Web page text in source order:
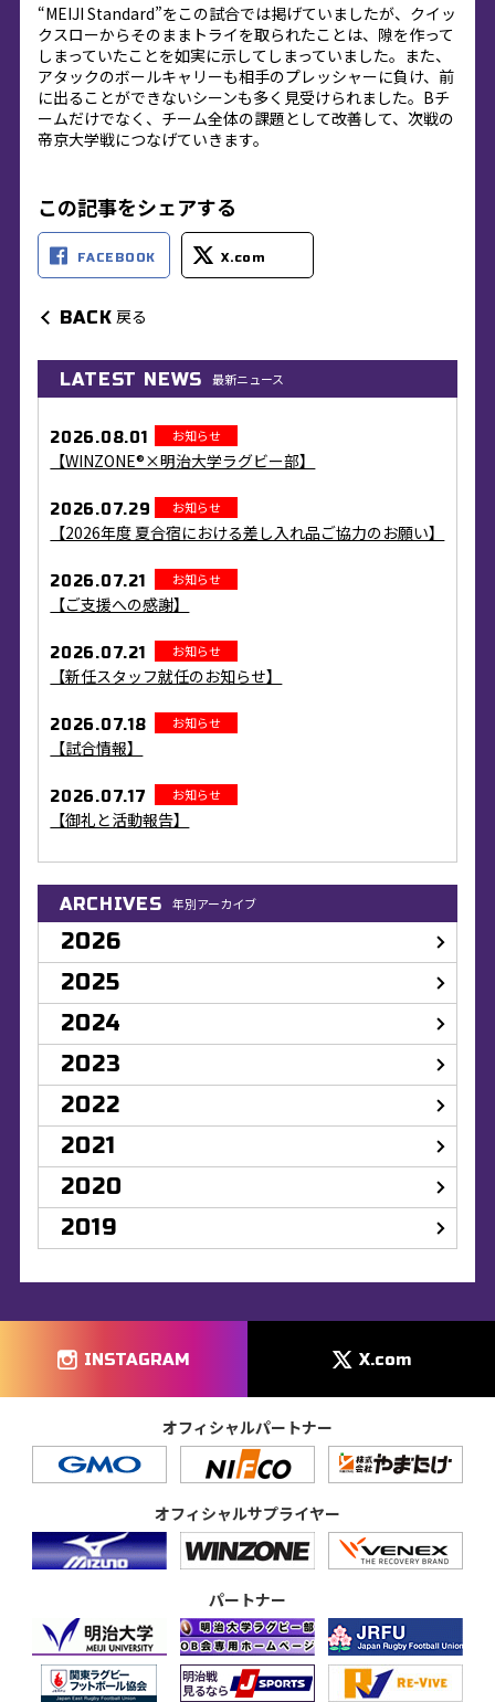
“MEIJI Standard”をこの試合では掲げていましたが、クイッ
クスローからそのままトライを取られたことは、隙を作って
しまっていたことを如実に示してしまっていました。また、
アタックのボールキャリーも相手のプレッシャーに負け、前
に出ることができないシーンも多く見受けられました。Bチ
ームだけでなく、チーム全体の課題として改善して、次戦の
帝京大学戦につなげていきます。
この記事をシェアする
FACEBOOK X.com
BACK 戻る
LATEST NEWS 最新ニュース
2026.08.01 お知らせ
【WINZONE®×明治大学ラグビー部】
2026.07.29 お知らせ
【2026年度 夏合宿における差し入れ品ご協力のお願い】
2026.07.21 お知らせ
【ご支援への感謝】
2026.07.21 お知らせ
【新任スタッフ就任のお知らせ】
2026.07.18 お知らせ
【試合情報】
2026.07.17 お知らせ
【御礼と活動報告】
ARCHIVES 年別アーカイブ
2026
2025
2024
2023
2022
2021
2020
2019
INSTAGRAM X.com
オフィシャルパートナー
オフィシャルサプライヤー
パートナー